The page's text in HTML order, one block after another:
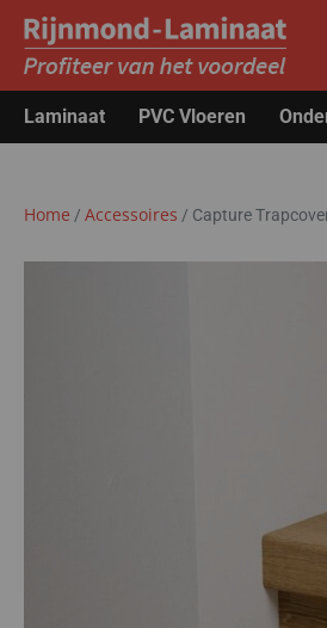
Laminaat PVC Vloeren
Home / Accessoires / Capture